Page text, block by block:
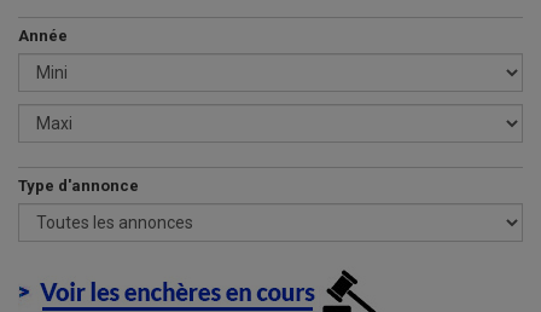
Année
Type d'annonce